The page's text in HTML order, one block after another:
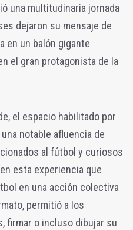
una multitudinaria jornada
dejaron su mensaje de
en un balón gigante
el gran protagonista de la
el espacio habilitado por
notable afluencia de
al fútbol y curiosos
esta experiencia que
en una acción colectiva
permitió a los
firmar o incluso dibujar su